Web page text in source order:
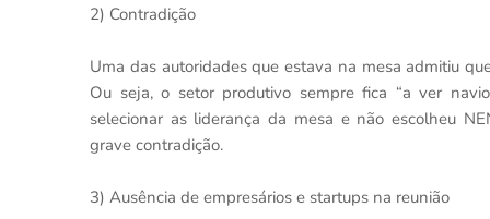
2) Contradição
Uma das autoridades que estava na mesa admitiu
Ou seja, o setor produtivo sempre fica “a ver
selecionar as liderança da mesa e não escolheu
grave contradição.
3) Ausência de empresários e startups na reunião